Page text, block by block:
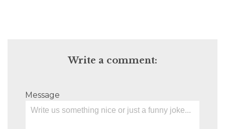
Write a comment:
Message